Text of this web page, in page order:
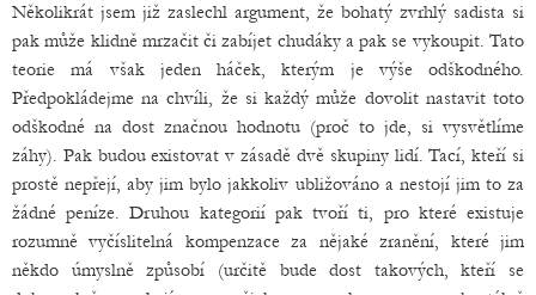
Několikrát jsem již zaslechl argument, že bohatý zvrhlý sadista si
pak může klidně mrzačit či zabíjet chudáky a pak se vykoupit. Tato
teorie má však jeden háček, kterým je výše odškodného.
Předpokládejme na chvíli, že si každý může dovolit nastavit toto
odškodné na dost značnou hodnotu (proč to jde, si vysvětlíme
záhy). Pak budou existovat v zásadě dvě skupiny lidí. Tací, kteří si
prostě nepřejí, aby jim bylo jakkoliv ubližováno a nestojí jim to za
žádné peníze. Druhou kategorií pak tvoří ti, pro které existuje
rozumně vyčíslitelná kompenzace za nějaké zranění, které jim
někdo úmyslně způsobí (určitě bude dost takových, kteří se